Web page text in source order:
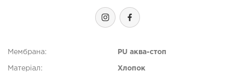
Мембрана: PU аква-стоп
Матеріал: Хлопок